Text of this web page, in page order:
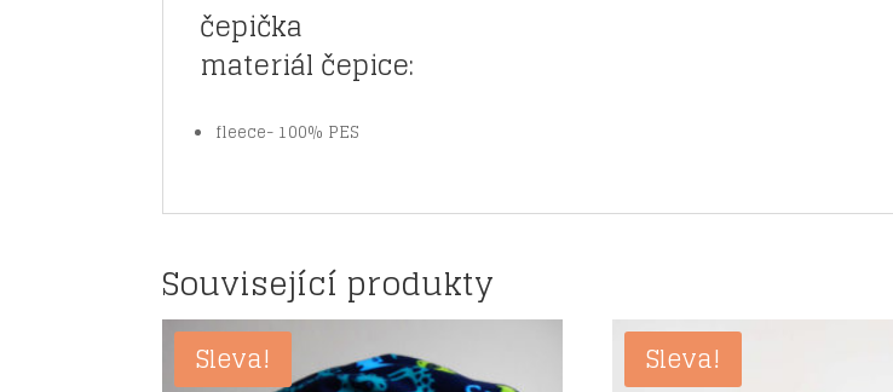
čepička
materiál čepice:
fleece- 100% PES
Související produkty
Sleva! Sleva!